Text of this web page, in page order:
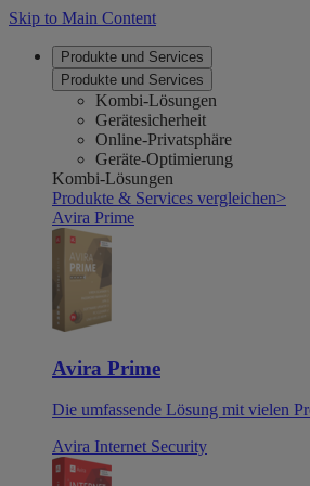
Skip to Main Content
Produkte und Services
Produkte und Services
Kombi-Lösungen
Gerätesicherheit
Online-Privatsphäre
Geräte-Optimierung
Kombi-Lösungen
Produkte & Services vergleichen>
Avira Prime
Avira Prime
Die umfassende Lösung mit vielen
Avira Internet Security